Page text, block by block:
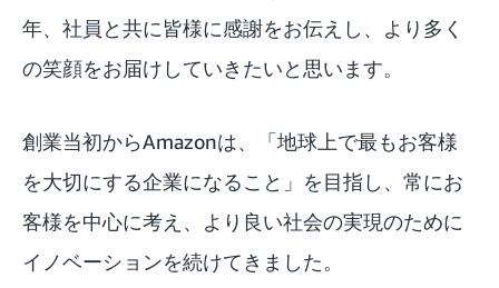
年、社員と共に皆様に感謝をお伝えし、より多く
の笑顔をお届けしていきたいと思います。
創業当初からAmazonは、「地球上で最もお客様
を大切にする企業になること」を目指し、常にお
客様を中心に考え、より良い社会の実現のために
イノベーションを続けてきました。